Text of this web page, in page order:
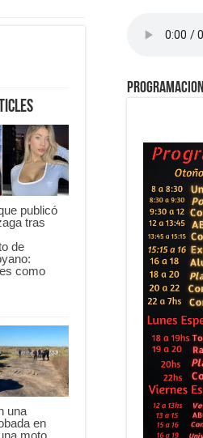
publicó
tras
de
como
una
en
moto
PROGRAMACION